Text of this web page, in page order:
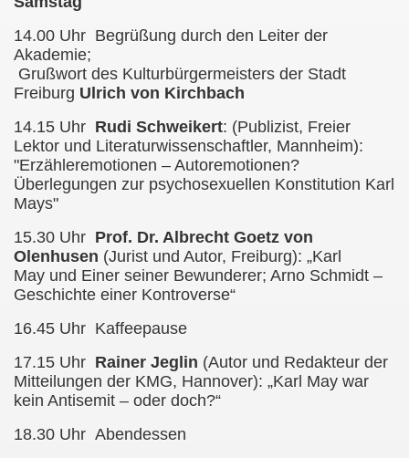
14.00 Uhr Begrüßung durch den Leiter der
Akademie;
Grußwort des Kulturbürgermeisters der Stadt
Freiburg Ulrich von Kirchbach
14.15 Uhr Rudi Schweikert: (Publizist, Freier
Lektor und Literaturwissenschaftler, Mannheim):
"Erzähleremotionen – Autoremotionen?
Überlegungen zur psychosexuellen Konstitution Karl
Mays"
15.30 Uhr Prof. Dr. Albrecht Goetz von
Olenhusen (Jurist und Autor, Freiburg): „Karl
May und Einer seiner Bewunderer; Arno Schmidt –
Geschichte einer Kontroverse“
16.45 Uhr Kaffeepause
17.15 Uhr Rainer Jeglin (Autor und Redakteur der
Mitteilungen der KMG, Hannover): „Karl May war
kein Antisemit – oder doch?“
18.30 Uhr Abendessen
2015
Februar 2016
Februar 2017
- 28. bis 29. April 2018
- 16. bis 17. März 2019
21.+22.01.2012